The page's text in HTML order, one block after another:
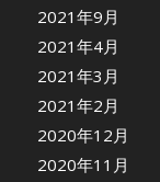
2021年9月
2021年4月
2021年3月
2021年2月
2020年12月
2020年11月